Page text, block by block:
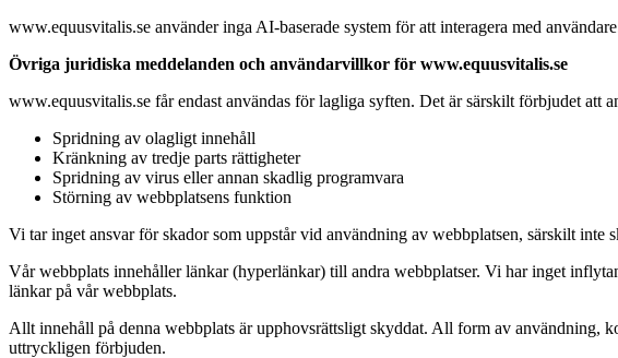
www.equusvitalis.se använder inga AI-baserade system för att interagera med
Övriga juridiska meddelanden och användarvillkor för www.equusvitalis.se
www.equusvitalis.se får endast användas för lagliga syften. Det är särskilt förbjudet att
Spridning av olagligt innehåll
Kränkning av tredje parts rättigheter
Spridning av virus eller annan skadlig programvara
Störning av webbplatsens funktion
Vi tar inget ansvar för skador som uppstår vid användning av webbplatsen, särskilt inte
Vår webbplats innehåller länkar (hyperlänkar) till andra webbplatser. Vi har inget
länkar på vår webbplats.
Allt innehåll på denna webbplats är upphovsrättsligt skyddat. All form av användning,
uttryckligen förbjuden.